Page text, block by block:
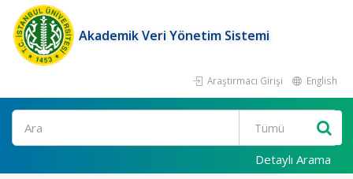
Akademik Veri Yönetim Sistemi
Araştırmacı Girişi English
Ara
Detaylı Arama